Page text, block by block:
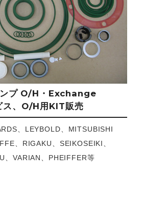
ンプ O/H・Exchange
ス、O/H用KIT販売
、LEYBOLD、MITSUBISHI
、RIGAKU、SEIKOSEIKI、
、VARIAN、PHEIFFER等